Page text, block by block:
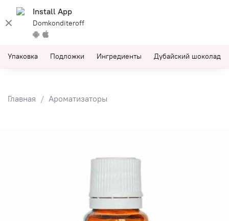
Install App
Domkonditeroff
Упаковка Подложки Ингредиенты Дубайский шоколад
Главная Ароматизаторы